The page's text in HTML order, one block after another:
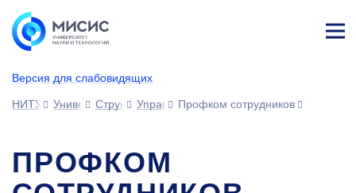
Версия для слабовидящих
ине
НИТУ МИСИСУниверситетСтруктура университета
УправленияПрофком сотрудников
ПРОФКОМ